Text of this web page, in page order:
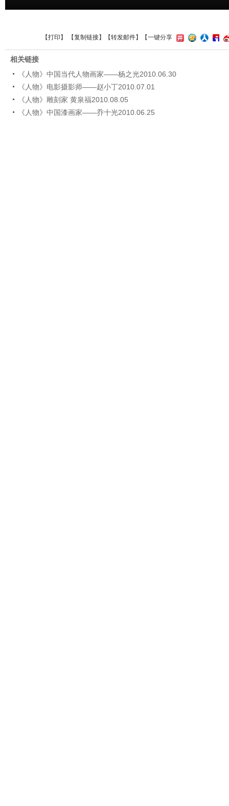
【打印 】 【复制链接】【转发邮件】 【一键分享
相关链接
《人物》中国当代人物画家——杨之光2010.06.30
《人物》电影摄影师——赵小丁2010.07.01
《人物》雕刻家 黄泉福2010.08.05
《人物》中国漆画家——乔十光2010.06.25